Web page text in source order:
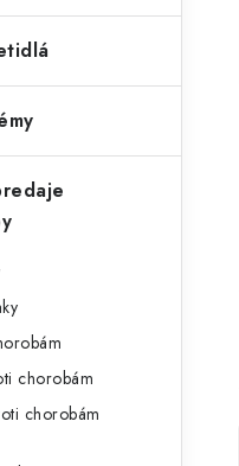
chorobám
chorobám